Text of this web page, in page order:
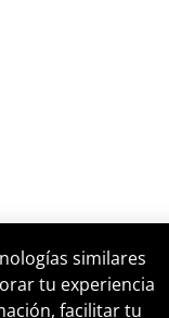
similares
tu experiencia
facilitar tu